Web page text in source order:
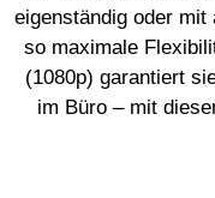
eigenständig oder mit
so maximale
(1080p) garantiert
im Büro – mit